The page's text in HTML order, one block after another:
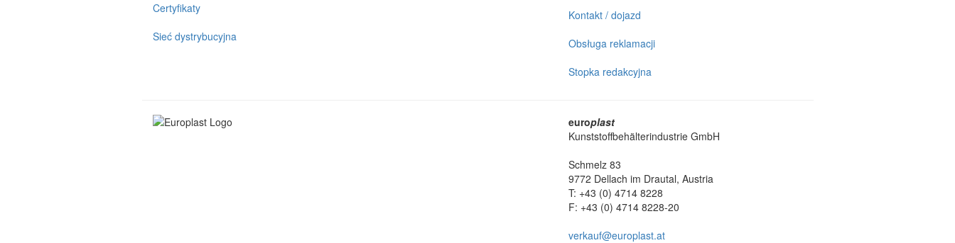
Certyfikaty
Sieć dystrybucyjna
Kontakt / dojazd
Obsługa reklamacji
Stopka redakcyjna
europlast
Kunststoffbehälterindustrie GmbH
Schmelz 83
9772 Dellach im Drautal, Austria
T: +43 (0) 4714 8228
F: +43 (0) 4714 8228-20
verkauf@europlast.at